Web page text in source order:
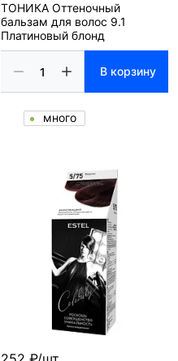
ТОНИКА Оттеночный
бальзам для волос 9.1
Платиновый блонд
В корзину
много